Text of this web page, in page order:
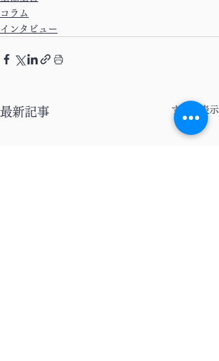
コラム
インタビュー
最新記事 すべて表示